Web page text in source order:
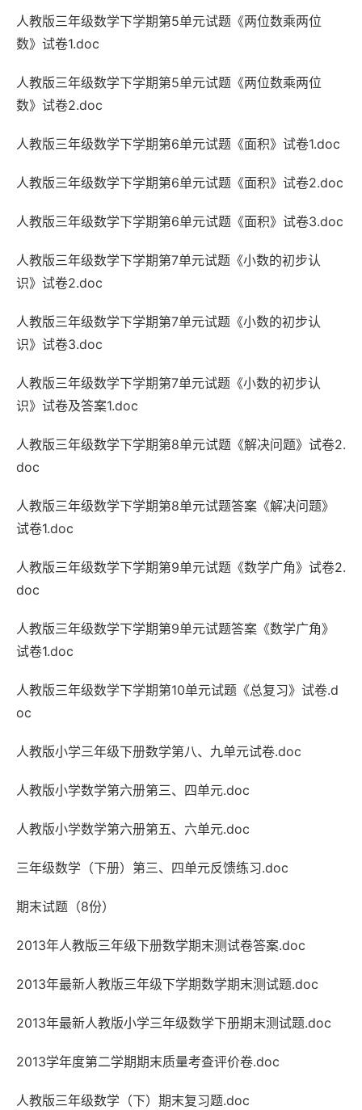
人教版三年级数学下学期第5单元试题《两位数乘两位
数》试卷1.doc
人教版三年级数学下学期第5单元试题《两位数乘两位
数》试卷2.doc
人教版三年级数学下学期第6单元试题《面积》试卷1.doc
人教版三年级数学下学期第6单元试题《面积》试卷2.doc
人教版三年级数学下学期第6单元试题《面积》试卷3.doc
人教版三年级数学下学期第7单元试题《小数的初步认
识》试卷2.doc
人教版三年级数学下学期第7单元试题《小数的初步认
识》试卷3.doc
人教版三年级数学下学期第7单元试题《小数的初步认
识》试卷及答案1.doc
人教版三年级数学下学期第8单元试题《解决问题》试卷2.
doc
人教版三年级数学下学期第8单元试题答案《解决问题》
试卷1.doc
人教版三年级数学下学期第9单元试题《数学广角》试卷2.
doc
人教版三年级数学下学期第9单元试题答案《数学广角》
试卷1.doc
人教版三年级数学下学期第10单元试题《总复习》试卷.d
oc
人教版小学三年级下册数学第八、九单元试卷.doc
人教版小学数学第六册第三、四单元.doc
人教版小学数学第六册第五、六单元.doc
三年级数学（下册）第三、四单元反馈练习.doc
期末试题（8份）
2013年人教版三年级下册数学期末测试卷答案.doc
2013年最新人教版三年级下学期数学期末测试题.doc
2013年最新人教版小学三年级数学下册期末测试题.doc
2013学年度第二学期期末质量考查评价卷.doc
人教版三年级数学（下）期末复习题.doc